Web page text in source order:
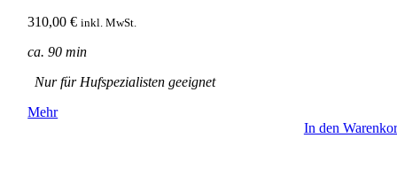
310,00€ inkl. MwSt.
ca. 90 min
Nur für Hufspezialisten geeignet
Mehr
In den